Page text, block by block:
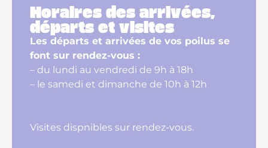
Horaires des arrivées,
départs et visites
Les départs et arrivées de vos poilus se
font sur rendez-vous :
– du lundi au vendredi de 9h à 18h
– le samedi et dimanche de 10h à 12h
Visites dispnibles sur rendez-vous.